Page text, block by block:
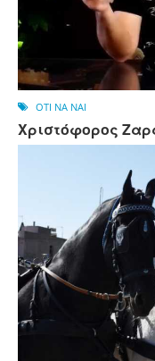
OTI NA NAI
Χριστόφορος